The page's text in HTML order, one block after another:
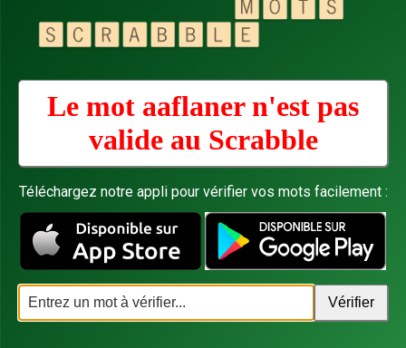
Le mot aaflaner n'est pas
valide au Scrabble
Téléchargez notre appli pour vérifier vos mots facilement :